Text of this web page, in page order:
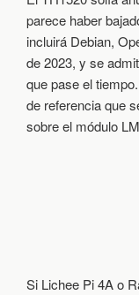
parece haber
incluirá Debian,
de 2023, y se
que pase el
de referencia que
sobre el módulo
Si Lichee Pi 4A o